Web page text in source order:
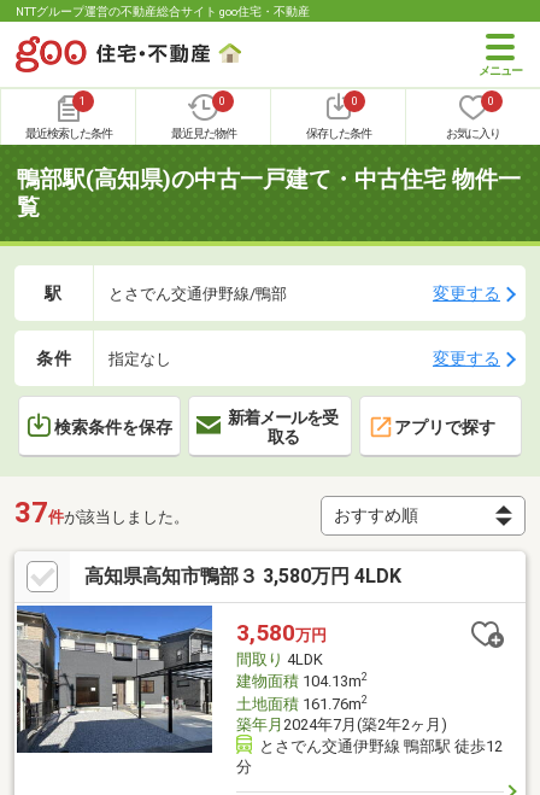
NTTグループ運営の不動産総合サイト goo住宅・不動産
1
最近検索した条件
0
最近見た物件
0
保存した条件
0
お気に入り
鴨部駅(高知県)の中古一戸建て・中古住宅 物件一
覧
駅 とさでん交通伊野線/鴨部 変更する
条件 指定なし 変更する
検索条件を保存
新着メールを受
取る
アプリで探す
37件が該当しました。
高知県高知市鴨部３ 3,580万円 4LDK
3,580万円
間取り 4LDK
建物面積104.13m2
土地面積161.76m2
築年月 2024年7月(築2年2ヶ月)
とさでん交通伊野線 鴨部駅 徒歩12
分